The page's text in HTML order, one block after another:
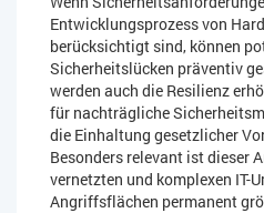
Entwicklungsprozess von
berücksichtigt sind, können
Sicherheitslücken präventiv
werden auch die Resilienz
für nachträgliche
die Einhaltung gesetzlicher
Besonders relevant ist dieser
vernetzten und komplexen IT-
Angriffsflächen permanent